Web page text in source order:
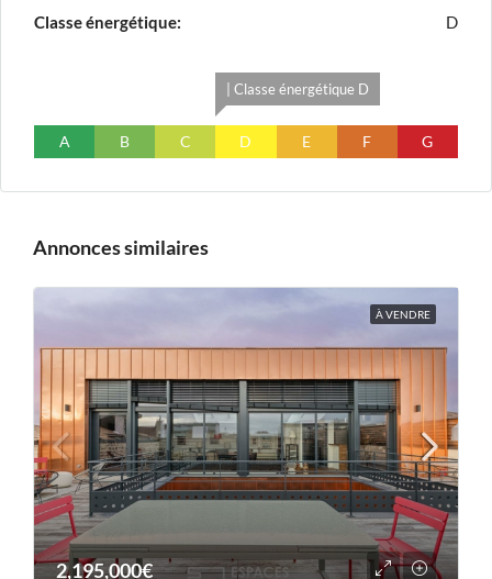
Classe énergétique: D
A B C
| Classe énergétique D
D E F G
Annonces similaires
À VENDRE
2,195,000€